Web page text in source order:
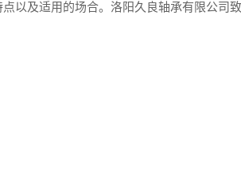
以及适用的场合。洛阳久良轴承有限公司